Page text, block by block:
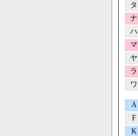
タ
ナ
ハ
マ
ヤ
ラ
ワ
A
F
K